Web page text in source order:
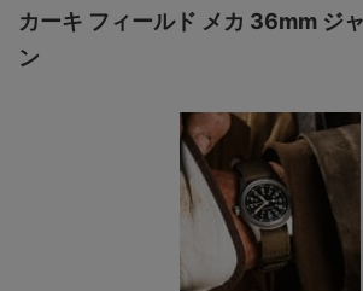
カーキ フィールド メカ 36mm ジ
ン